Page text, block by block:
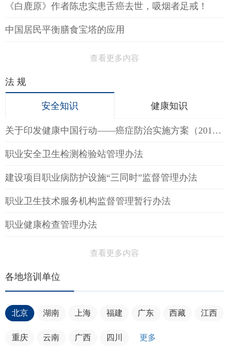
《白鹿原》作者陈忠实患舌癌去世，吸烟者足戒！
中国居民平衡膳食宝塔的应用
查看更多内容
法 规
安全知识 健康知识
关于印发健康中国行动——癌症防治实施方案（2019—2022年）的通知
职业安全卫生检测检验站管理办法
建设项目职业病防护设施“三同时”监督管理办法
职业卫生技术服务机构监督管理暂行办法
职业健康检查管理办法
查看更多内容
各地培训单位
北京 湖南 上海 福建 广东 西藏 江西
重庆 云南 广西 四川 更多